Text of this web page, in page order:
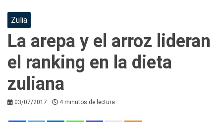
Zulia
La arepa y el arroz lideran
el ranking en la dieta
zuliana
03/07/2017 4 minutos de lectura